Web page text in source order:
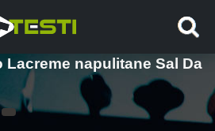
Lacreme napulitane Sal Da